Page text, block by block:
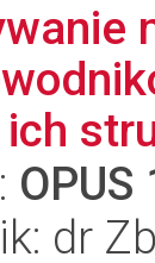
OPUS
dr